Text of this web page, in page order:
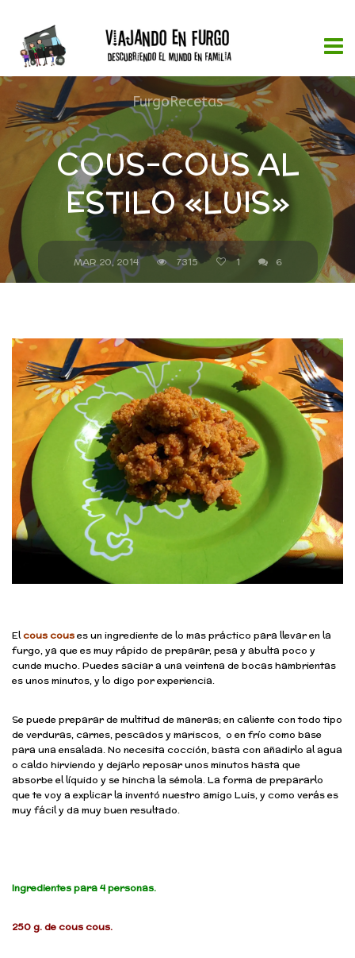
FurgoRecetas
COUS-COUS AL
ESTILO «LUIS»
MAR 20, 2014 7315 1 6
Elcous couses un ingrediente de lo mas práctico para llevar en la
furgo, ya que es muy rápido de preparar, pesa y abulta poco y
cunde mucho. Puedes saciar a una veintena de bocas hambrientas
es unos minutos, y lo digo por experiencia.
Se puede preparar de multitud de maneras; en caliente con todo tipo
de verduras, carnes, pescados y mariscos, o en frío como base
para una ensalada. No necesita cocción, basta con añadirlo al agua
o caldo hirviendo y dejarlo reposar unos minutos hasta que
absorbe el líquido y se hincha la sémola. La forma de prepararlo
que te voy a explicar la inventó nuestro amigo Luis, y como verás es
muy fácil y da muy buen resultado.
Ingredientes para 4 personas.
250 g. de cous cous.